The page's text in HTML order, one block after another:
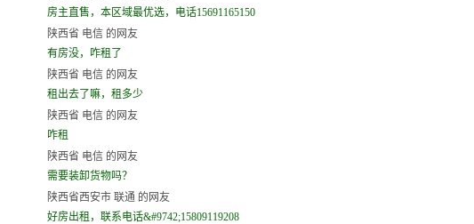
房主直售，本区域最优选，电话15691165150
陕西省 电信 的网友
有房没，咋租了
陕西省 电信 的网友
租出去了嘛，租多少
陕西省 电信 的网友
咋租
陕西省 电信 的网友
需要装卸货物吗？
陕西省西安市 联通 的网友
好房出租，联系电话&#9742;15809119208